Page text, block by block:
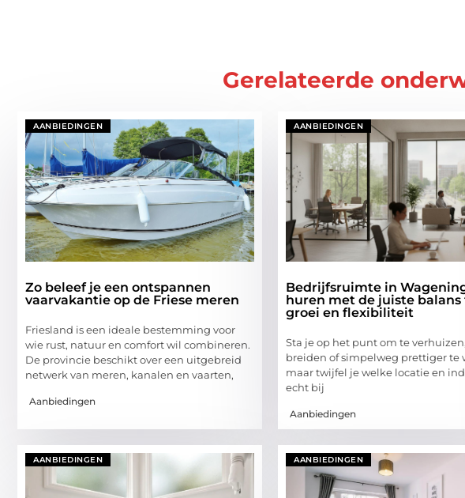
Gerelateerde
AANBIEDINGEN
Zo beleef je een ontspannen
vaarvakantie op de Friese meren
Friesland is een ideale bestemming voor
wie rust, natuur en comfort wil combineren.
De provincie beschikt over een uitgebreid
netwerk van meren, kanalen en vaarten,
Aanbiedingen
AANBIEDINGEN
Bedrijfsruimte in
huren met de juiste balans
groei en flexibiliteit
Sta je op het punt om te
breiden of simpelweg prettiger te
maar twijfel je welke locatie en
echt bij
Aanbiedingen
AANBIEDINGEN AANBIEDINGEN